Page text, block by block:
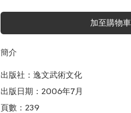
加至購物車
簡介
出版社：逸文武術文化
出版日期：2006年7月
頁數：239